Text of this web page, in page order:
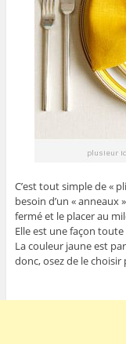
C’est tout simple de «
besoin d’un «
fermé et le placer au
Elle est une façon
La couleur jaune est
donc, osez de le